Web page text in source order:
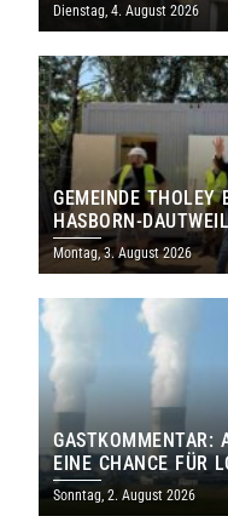
Dienstag, 4. August 2026
GEMEINDE THOLEY
HASBORN-
MILLIONEN EURO
Montag, 3. August 2026
GASTKOMMENTAR:
EINE CHANCE FÜR
SAARLAND
Sonntag, 2. August 2026